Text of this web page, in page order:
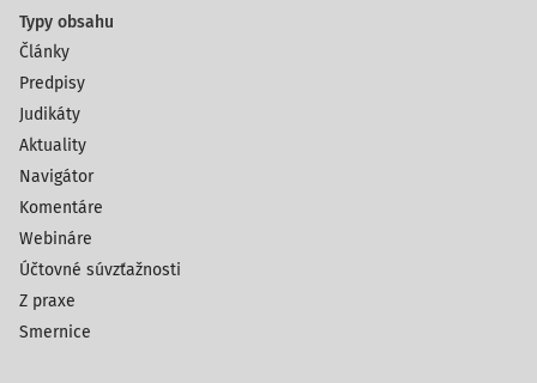
Typy obsahu
Články
Predpisy
Judikáty
Aktuality
Navigátor
Komentáre
Webináre
Účtovné súvzťažnosti
Z praxe
Smernice